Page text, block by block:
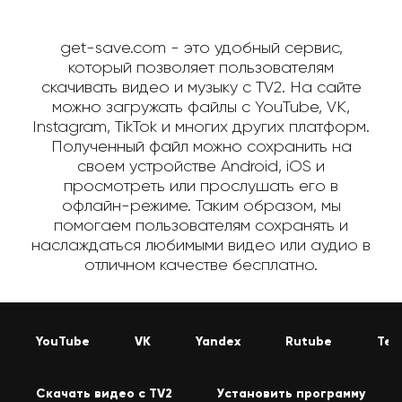
get-save.com - это удобный сервис,
который позволяет пользователям
скачивать видео и музыку с TV2. На сайте
можно загружать файлы с YouTube, VK,
Instagram, TikTok и многих других платформ.
Полученный файл можно сохранить на
своем устройстве Android, iOS и
просмотреть или прослушать его в
офлайн-режиме. Таким образом, мы
помогаем пользователям сохранять и
наслаждаться любимыми видео или аудио в
отличном качестве бесплатно.
YouTube VK Yandex Rutube
Скачать видео с TV2 Установить программу